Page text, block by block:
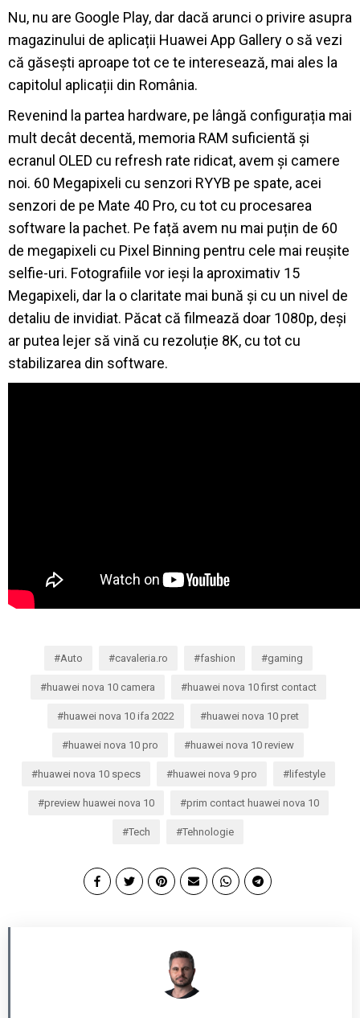
Nu, nu are Google Play, dar dacă arunci o privire asupra
magazinului de aplicații Huawei App Gallery o să vezi
că găsești aproape tot ce te interesează, mai ales la
capitolul aplicații din România.
Revenind la partea hardware, pe lângă configurația mai
mult decât decentă, memoria RAM suficientă și
ecranul OLED cu refresh rate ridicat, avem și camere
noi. 60 Megapixeli cu senzori RYYB pe spate, acei
senzori de pe Mate 40 Pro, cu tot cu procesarea
software la pachet. Pe față avem nu mai puțin de 60
de megapixeli cu Pixel Binning pentru cele mai reușite
selfie-uri. Fotografiile vor ieși la aproximativ 15
Megapixeli, dar la o claritate mai bună și cu un nivel de
detaliu de invidiat. Păcat că filmează doar 1080p, deși
ar putea lejer să vină cu rezoluție 8K, cu tot cu
stabilizarea din software.
Auto cavaleria.ro fashion gaming
huawei nova 10 camera huawei nova 10 first contact
huawei nova 10 ifa 2022 huawei nova 10 pret
huawei nova 10 pro huawei nova 10 review
huawei nova 10 specs huawei nova 9 pro lifestyle
preview huawei nova 10 prim contact huawei nova 10
Tech Tehnologie